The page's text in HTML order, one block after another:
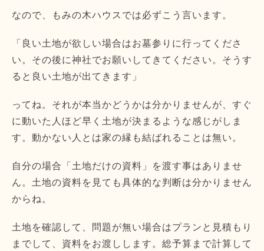
なので、もみの木ハウスでは必ずこう言います。
「良い土地が欲しい場合はお墓参りに行ってくださ
い。その後に神社でお願いしてきてください。そうす
ると良い土地が出てきます」
ってね。それが本当かどうかは分かりませんが、すぐ
に動いた人ほど早く土地が決まるような感じがしま
す。動かない人とは家の縁も結ばれることは無い。
自分の場合「土地だけの資料」を渡す事はありませ
ん。土地の資料を見ても具体的な判断は分かりません
からね。
土地を確認して、問題が無い場合はプランと見積もり
までして、資料をお渡しします。総予算まで計算して